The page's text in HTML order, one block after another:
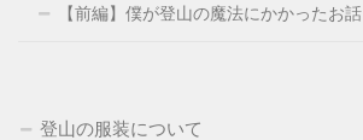
【前編】僕が登山の魔法にかかったお話
登山の服装について